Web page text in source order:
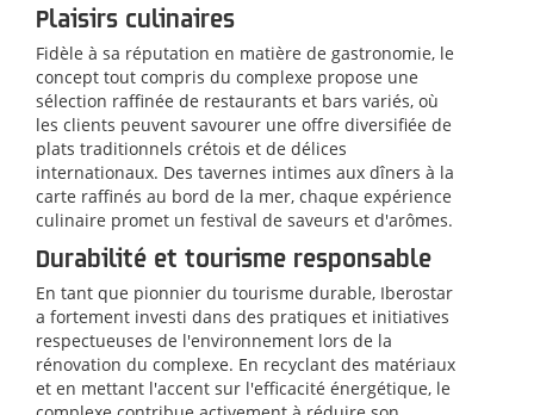
Plaisirs culinaires
Fidèle à sa réputation en matière de gastronomie, le
concept tout compris du complexe propose une
sélection raffinée de restaurants et bars variés, où
les clients peuvent savourer une offre diversifiée de
plats traditionnels crétois et de délices
internationaux. Des tavernes intimes aux dîners à la
carte raffinés au bord de la mer, chaque expérience
culinaire promet un festival de saveurs et d'arômes.
Durabilité et tourisme responsable
En tant que pionnier du tourisme durable, Iberostar
a fortement investi dans des pratiques et initiatives
respectueuses de l'environnement lors de la
rénovation du complexe. En recyclant des matériaux
et en mettant l'accent sur l'efficacité énergétique, le